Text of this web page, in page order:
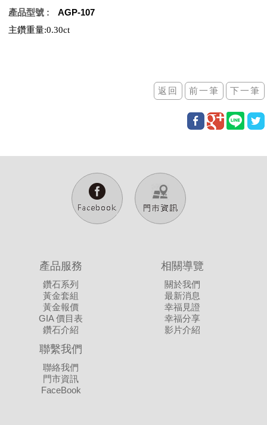
產品型號 AGP-107
主鑽重量:0.30ct
產品服務
鑽石系列
黃金套組
黃金報價
GIA 價目表
鑽石介紹
相關導覽
關於我們
最新消息
幸福見證
幸福分享
影片介紹
聯繫我們
聯絡我們
門市資訊
FaceBook